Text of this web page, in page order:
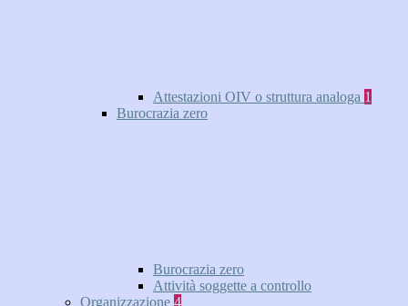
Attestazioni OIV o struttura analoga 1
Burocrazia zero
Burocrazia zero
Attività soggette a controllo
Organizzazione 4